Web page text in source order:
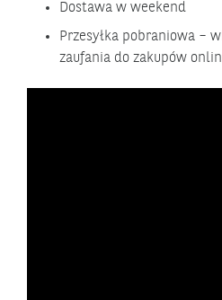
Dostawa w weekend
Przesyłka pobraniowa –
zaufania do zakupów